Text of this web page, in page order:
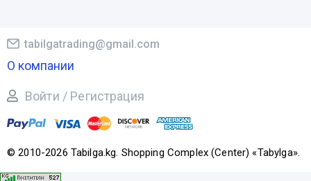
© 2010-2026 Tabilga.kg. Shopping Complex (Center) «Tabylga».
tabilgatrading@gmail.com
О компании
Войти / Регистрация